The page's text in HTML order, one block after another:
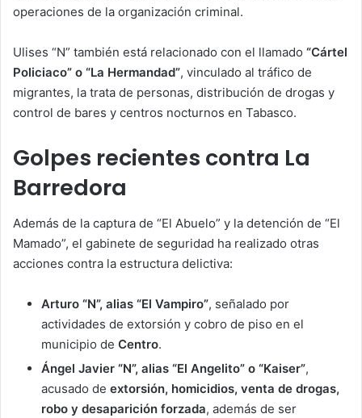
operaciones de la organización criminal.
Ulises “N” también está relacionado con el llamado “Cártel
Policiaco” o “La Hermandad”, vinculado al tráfico de
migrantes, la trata de personas, distribución de drogas y
control de bares y centros nocturnos en Tabasco.
Golpes recientes contra La
Barredora
Además de la captura de “El Abuelo” y la detención de “El
Mamado”, el gabinete de seguridad ha realizado otras
acciones contra la estructura delictiva:
Arturo “N”, alias “El Vampiro”, señalado por
actividades de extorsión y cobro de piso en el
municipio de Centro.
Ángel Javier “N”, alias “El Angelito” o “Kaiser”,
acusado de extorsión, homicidios, venta de drogas,
robo y desaparición forzada, además de ser